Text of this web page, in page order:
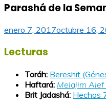
Parashá de la
enero 7, 2017octubre 16,
Lecturas
Toráh: Bereshit
Haftará: Melajim Alef
Brit Jadashá: Hechos